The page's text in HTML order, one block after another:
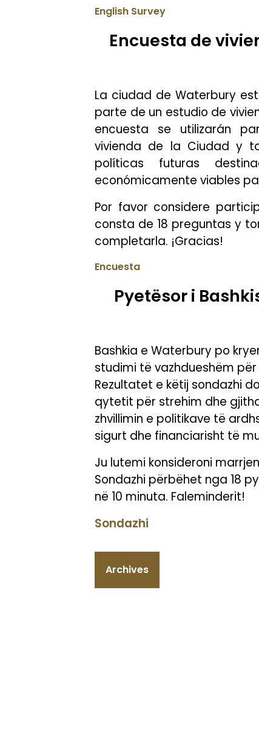
English Survey
Encuesta de
La ciudad de Waterbury
parte de un estudio de
encuesta se utilizarán
vivienda de la Ciudad y
políticas futuras
económicamente viables
Por favor considere
consta de 18 preguntas y
completarla. ¡Gracias!
Encuesta
Pyetësor i
Bashkia e Waterbury po
studimi të vazhdueshëm
Rezultatet e këtij sondazhi
qytetit për strehim dhe
zhvillimin e politikave të
sigurt dhe financiarisht të
Ju lutemi konsideroni
Sondazhi përbëhet nga 18
në 10 minuta. Faleminderit!
Sondazhi
Archives